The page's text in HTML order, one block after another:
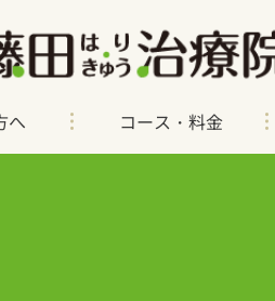
へ コース・料金